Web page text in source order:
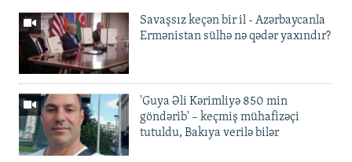
Savaşsız keçən bir il - Azərbaycanla
Ermənistan sülhə nə qədər yaxındır?
'Guya Əli Kərimliyə 850 min
göndərib' – keçmiş mühafizəçi
tutuldu, Bakıya verilə bilər